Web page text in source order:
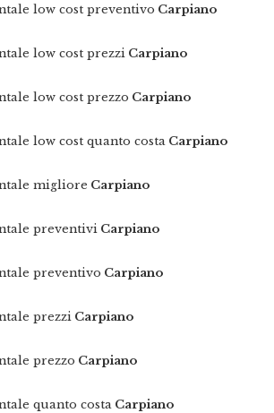
low cost preventivo Carpiano
low cost prezzi Carpiano
low cost prezzo Carpiano
low cost quanto costa Carpiano
migliore Carpiano
preventivi Carpiano
preventivo Carpiano
prezzi Carpiano
prezzo Carpiano
quanto costa Carpiano